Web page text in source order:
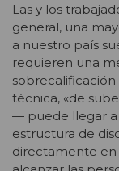
Las y los
general, una
a nuestro país
requieren una
técnica, «de
— puede llegar a
estructura de
directamente en